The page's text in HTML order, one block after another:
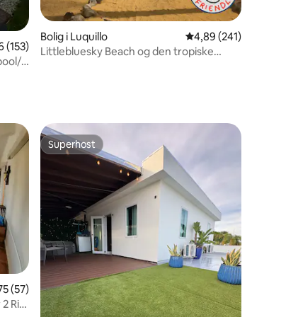
af 5 i gennemsnitlig bedømmelse, 153 omtaler
(153)
4
Bolig i Luquillo 4,89 ud af 5 i
4,89 (241)
Littlebluesky Beach og den tropiske
ud af 5 i gennemsnitlig bedømmelse, 57 omtaler
(57)
Rio
Superhost
Superhost